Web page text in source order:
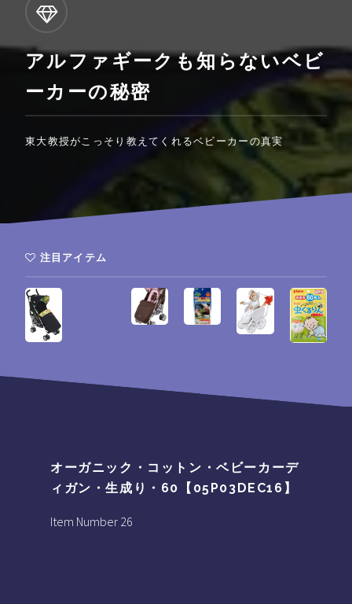
アルファギークも知らないベビ
ーカーの秘密
東大教授がこっそり教えてくれるベビーカーの真実
注目アイテム
オーガニック・コットン・ベビーカーデ
ィガン・生成り・60【05P03DEC16】
Item Number 26